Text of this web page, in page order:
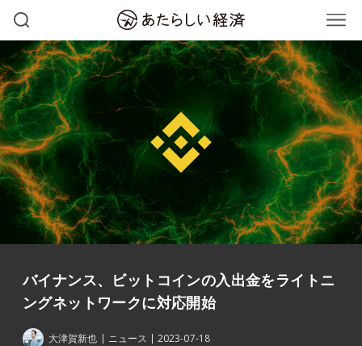
バイナンス、ビットコインの入出金をライトニ
ングネットワークに対応開始
大津賀新也 ニュース 2023-07-18